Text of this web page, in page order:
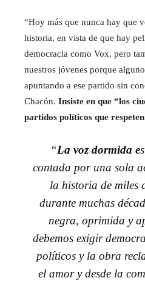
“Hoy más que nunca hay que
historia, en vista de que hay
democracia como Vox, pero
nuestros jóvenes porque
apuntando a ese partido sin
Chacón. Insiste en que “los
partidos políticos que
“La voz dormida e
contada por una sola
la historia de miles
durante muchas
negra, oprimida y
debemos exigir
políticos y la obra
el amor y desde la